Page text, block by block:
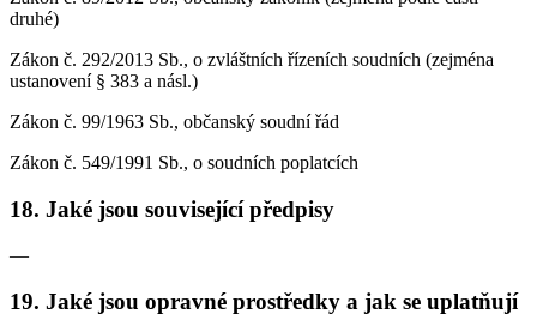
druhé)
Zákon č. 292/2013 Sb., o zvláštních řízeních soudních (zejména
ustanovení § 383 a násl.)
Zákon č. 99/1963 Sb., občanský soudní řád
Zákon č. 549/1991 Sb., o soudních poplatcích
18. Jaké jsou související předpisy
—
19. Jaké jsou opravné prostředky a jak se uplatňují